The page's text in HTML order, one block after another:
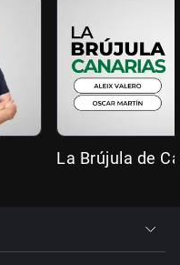
La Brújula de